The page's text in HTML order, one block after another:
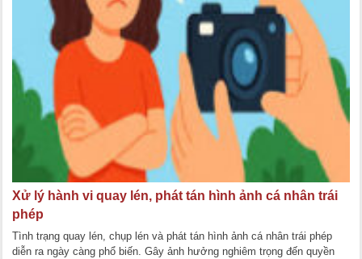
Xử lý hành vi quay lén, phát tán hình ảnh cá nhân trái
phép
Tình trạng quay lén, chụp lén và phát tán hình ảnh cá nhân trái phép
diễn ra ngày càng phổ biến. Gây ảnh hưởng nghiêm trọng đến quyền